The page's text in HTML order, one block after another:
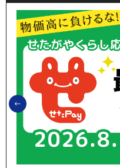
前のスライドを表示